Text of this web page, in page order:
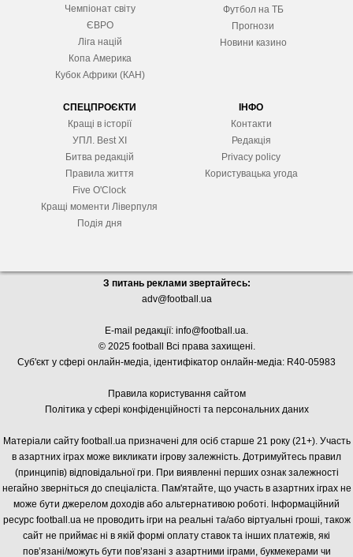
Чемпіонат світу
ЄВРО
Ліга націй
Копа Америка
Кубок Африки (КАН)
Футбол на ТБ
Прогнози
Новини казино
СПЕЦПРОЄКТИ
Кращі в історії
УПЛ. Best XІ
Битва редакцій
Правила життя
Five O'Clock
Кращі моменти Ліверпуля
Подія дня
ІНФО
Контакти
Редакція
Privacy policy
Користувацька угода
З питань реклами звертайтесь:
adv@football.ua
E-mail редакції: info@football.ua.
© 2025 football Всі права захищені.
Суб'єкт у сфері онлайн-медіа, ідентифікатор онлайн-медіа: R40-05983
Правила користування сайтом
Політика у сфері конфіденційності та персональних даних
Матеріали сайту football.ua призначені для осіб старше 21 року (21+). Участь
в азартних іграх може викликати ігрову залежність. Дотримуйтесь правил
(принципів) відповідальної гри. При виявленні перших ознак залежності
негайно зверніться до спеціаліста. Пам'ятайте, що участь в азартних іграх не
може бути джерелом доходів або альтернативою роботі. Інформаційний
ресурс football.ua не проводить ігри на реальні та/або віртуальні гроші, також
сайт не приймає ні в якій формі оплату ставок та інших платежів, які
пов’язані/можуть бути пов’язані з азартними іграми, букмекерами чи